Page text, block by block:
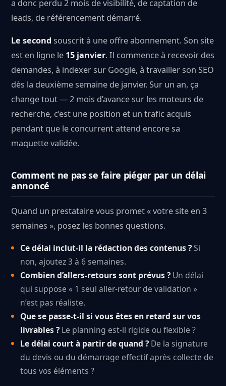
a donc perdu 2 mois de visibilité, de captation de
leads, de référencement démarré.
Le second souscrit à une offre abonnement. Son site
est en ligne le 15 janvier. Il commence à recevoir des
demandes, à indexer sur Google, à travailler son SEO
dès la deuxième semaine de janvier. Sur un an, ça
change tout — 2 mois d’avance sur les moteurs de
recherche, c’est une position et un trafic acquis
pendant que le concurrent attend encore sa
maquette validée.
Comment ne pas se faire piéger par un délai
annoncé
Quand un prestataire vous promet « votre site en 3
semaines », posez les bonnes questions.
Ce délai inclut-il la rédaction des contenus ?Si
non, ajoutez 3 à 6 semaines.
Combien d’allers-retours sont prévus ? Un délai
qui suppose « 1 seul aller-retour de validation »
n’est pas réaliste.
Que se passe-t-il si vous êtes en retard sur vos
livrables ? Le planning est-il rigide ou flexible ?
Le délai court à partir de quand ? De la signature
du devis ou du démarrage effectif après collecte de
tous vos éléments ?